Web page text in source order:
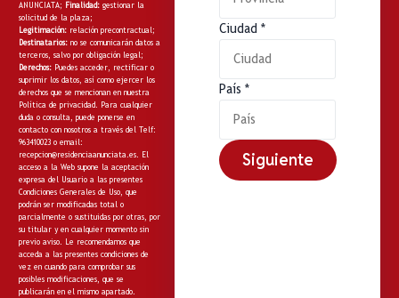
ANUNCIATA; Finalidad: gestionar la
solicitud de la plaza;
Legitimación: relación precontractual;
Destinatarios: no se comunicarán datos a
terceros, salvo por obligación legal;
Derechos: Puedes acceder, rectificar o
suprimir los datos, así como ejercer los
derechos que se mencionan en nuestra
Política de privacidad . Para cualquier
duda o consulta, puede ponerse en
contacto con nosotros a través del Telf:
963410023 o email:
recepcion@residenciaanunciata.es. El
acceso a la Web supone la aceptación
expresa del Usuario a las presentes
Condiciones Generales de Uso, que
podrán ser modificadas total o
parcialmente o sustituidas por otras, por
su titular y en cualquier momento sin
previo aviso. Le recomendamos que
acceda a las presentes condiciones de
vez en cuando para comprobar sus
posibles modificaciones, que se
publicarán en el mismo apartado.
Ciudad *
País *
Siguiente